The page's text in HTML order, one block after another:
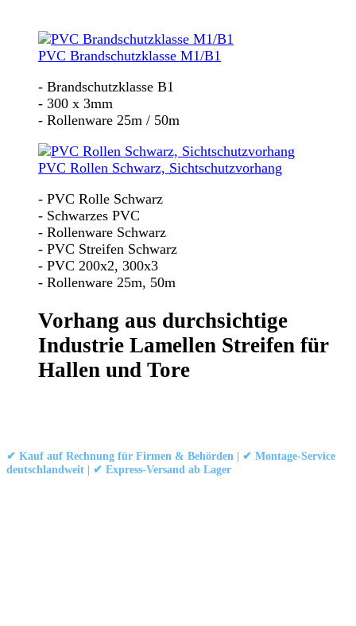
PVC Brandschutzklasse M1/B1
- Brandschutzklasse B1
- 300 x 3mm
- Rollenware 25m / 50m
PVC Rollen Schwarz, Sichtschutzvorhang
- PVC Rolle Schwarz
- Schwarzes PVC
- Rollenware Schwarz
- PVC Streifen Schwarz
- PVC 200x2, 300x3
- Rollenware 25m, 50m
Vorhang aus durchsichtige
Industrie Lamellen Streifen für
Hallen und Tore
✔ Kauf auf Rechnung für Firmen & Behörden | ✔ Montage-Service
deutschlandweit | ✔ Express-Versand ab Lager